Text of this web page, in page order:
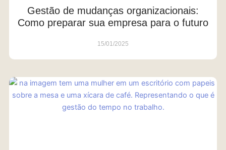
Gestão de mudanças organizacionais:
Como preparar sua empresa para o futuro
15/01/2025